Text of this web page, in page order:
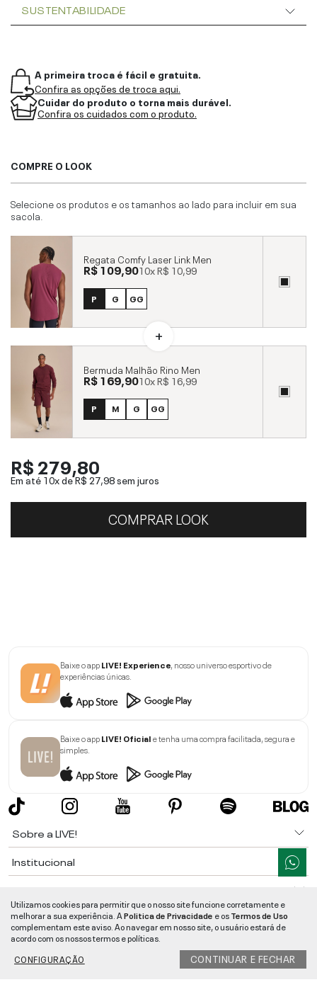
SUSTENTABILIDADE
A primeira troca é fácil e gratuita.
Confira as opções de troca aqui.
Cuidar do produto o torna mais durável.
Confira os cuidados com o produto.
COMPRE O LOOK
Selecione os produtos e os tamanhos ao lado para incluir em sua
sacola.
Regata Comfy Laser Link Men
R$ 109,9010xR$ 10,99
P G GG
Bermuda Malhão Rino Men
R$ 169,9010xR$ 16,99
P M G GG
R$ 279,80
Em até 10x deR$ 27,98sem juros
COMPRAR LOOK
Baixe o appLIVE! Experience, nosso universo esportivo de
experiências únicas.
Baixe o appLIVE! Oficiale tenha uma compra facilitada, segura e
simples.
Sobre a LIVE!
Institucional
Ajuda
Segurança e Qualidade
LIVE!©2026- TODOS OS DIREITOS RESERVADOS -RUA MANOEL FRANCISCO
Utilizamos cookies para permitir que o nosso site funcione corretamente e
melhorar a sua experiência. APolitica de Privacidade e osTermos de Uso
complementam este aviso. Ao navegar em nosso site, o usuário estará de
acordo com os nossos termos e políticas.
CONFIGURAÇÃO
CONTINUAR E FECHAR